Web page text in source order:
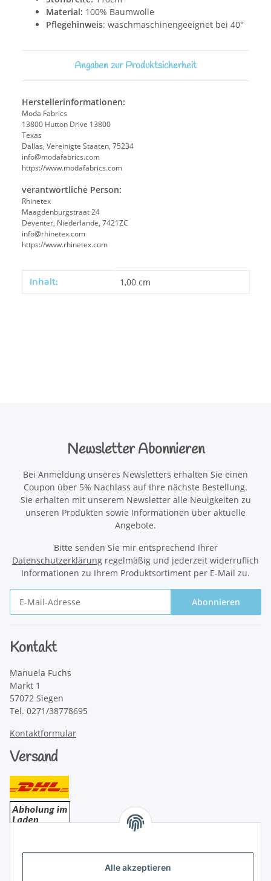
Alle akzeptieren
Material: 100% Baumwolle
Pflegehinweis: waschmaschinengeeignet bei 40°
Angaben zur Produktsicherheit
Herstellerinformationen:
Moda Fabrics
13800 Hutton Drive 13800
Texas
Dallas, Vereinigte Staaten, 75234
info@modafabrics.com
https://www.modafabrics.com
verantwortliche Person:
Rhinetex
Maagdenburgstraat 24
Deventer, Niederlande, 7421ZC
info@rhinetex.com
https://www.rhinetex.com
Produkteigenschaft
Wert
Inhalt: 1,00 cm
Newsletter Abonnieren
Bei Anmeldung unseres Newsletters erhalten Sie einen
Coupon über 5% Nachlass auf Ihre nächste Bestellung.
Sie erhalten mit unserem Newsletter alle Neuigkeiten zu
unseren Produkten sowie Informationen über aktuelle
Angebote.
Bitte senden Sie mir entsprechend Ihrer
Datenschutzerklärung regelmäßig und jederzeit widerruflich
Informationen zu Ihrem Produktsortiment per E-Mail zu.
Abonnieren
Kontakt
Manuela Fuchs
Markt 1
57072 Siegen
Tel. 0271/38778695
Kontaktformular
Versand